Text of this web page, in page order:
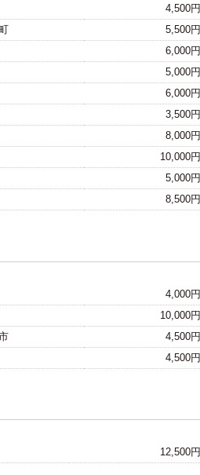
4,500円
5,500円
6,000円
5,000円
6,000円
3,500円
8,000円
10,000円
5,000円
8,500円
4,000円
10,000円
4,500円
4,500円
12,500円